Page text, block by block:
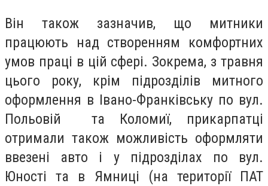
Він також зазначив, що митники
працюють над створенням комфортних
умов праці в цій сфері. Зокрема, з травня
цього року, крім підрозділів митного
оформлення в Івано-Франківську по вул.
Польовій та Коломиї, прикарпатці
отримали також можливість оформляти
ввезені авто і у підрозділах по вул.
Юності та в Ямниці (на території ПАТ